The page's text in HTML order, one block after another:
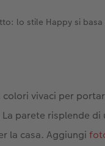
lo stile Happy si
vivaci per
parete risplende
la casa. Aggiungi